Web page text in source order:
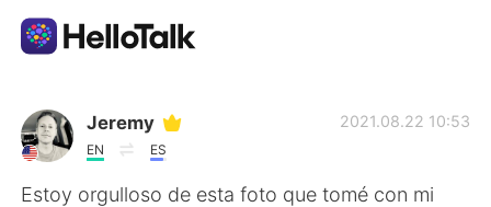
語言交換應用
AI Grammar Checker
Jeremy
EN ES
2021.08.22 10:53
Estoy orgulloso de esta foto que tomé con mi